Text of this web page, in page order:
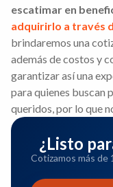
escatimar en
adquirirlo a través
brindaremos una
además de costos y
garantizar así una
para quienes buscan
queridos, por lo que
¿Listo
Cotizamos más de